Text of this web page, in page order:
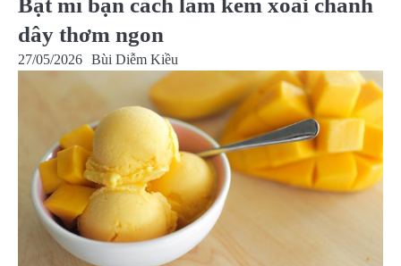
dây thơm ngon
27/05/2026 Bùi Diễm Kiều